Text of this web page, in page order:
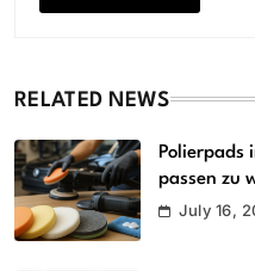
RELATED NEWS
Polierpads
passen zu
July 16,